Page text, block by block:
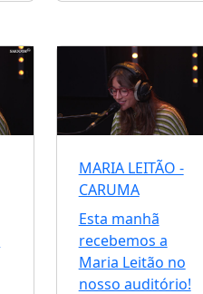
MARIA LEITÃO -
CARUMA
Esta manhã
recebemos a
Maria Leitão no
nosso auditório!